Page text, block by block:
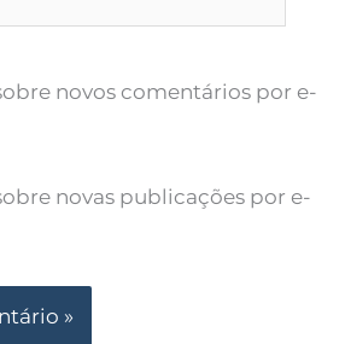
novos comentários por e-
novas publicações por e-